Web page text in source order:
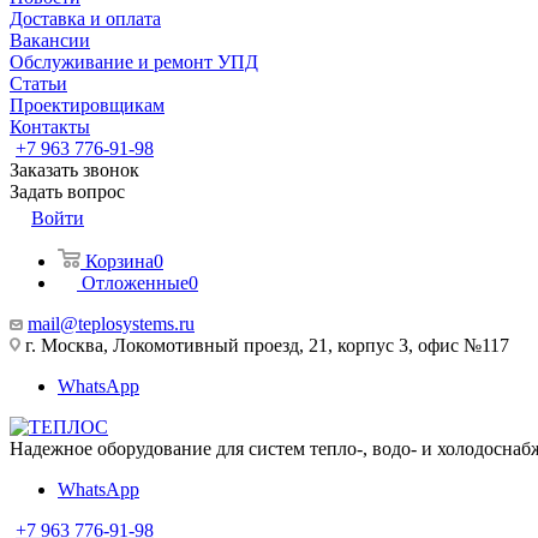
Доставка и оплата
Вакансии
Обслуживание и ремонт УПД
Статьи
Проектировщикам
Контакты
+7 963 776-91-98
Заказать звонок
Задать вопрос
Войти
Корзина0
Отложенные0
mail@teplosystems.ru
г. Москва, Локомотивный проезд, 21, корпус 3, офис №117
WhatsApp
Надежное оборудование для систем тепло-, водо- и
WhatsApp
+7 963 776-91-98